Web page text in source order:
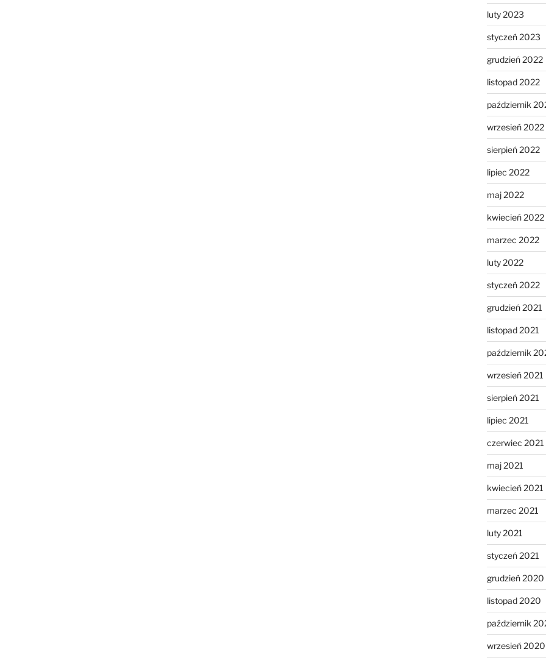
luty 2023
styczeń 2023
grudzień 2022
listopad 2022
październik
wrzesień 2022
sierpień 2022
lipiec 2022
maj 2022
kwiecień 2022
marzec 2022
luty 2022
styczeń 2022
grudzień 2021
listopad 2021
październik
wrzesień 2021
sierpień 2021
lipiec 2021
czerwiec 2021
maj 2021
kwiecień 2021
marzec 2021
luty 2021
styczeń 2021
grudzień 2020
listopad 2020
październik
wrzesień 2020